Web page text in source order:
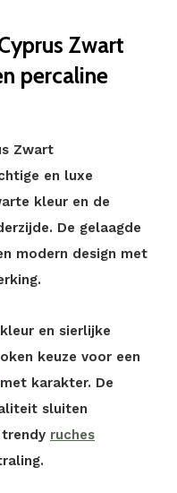
Zwart
percaline
Zwart
en luxe
kleur en de
De gelaagde
modern design met
en sierlijke
keuze voor een
met karakter. De
sluiten
ruches